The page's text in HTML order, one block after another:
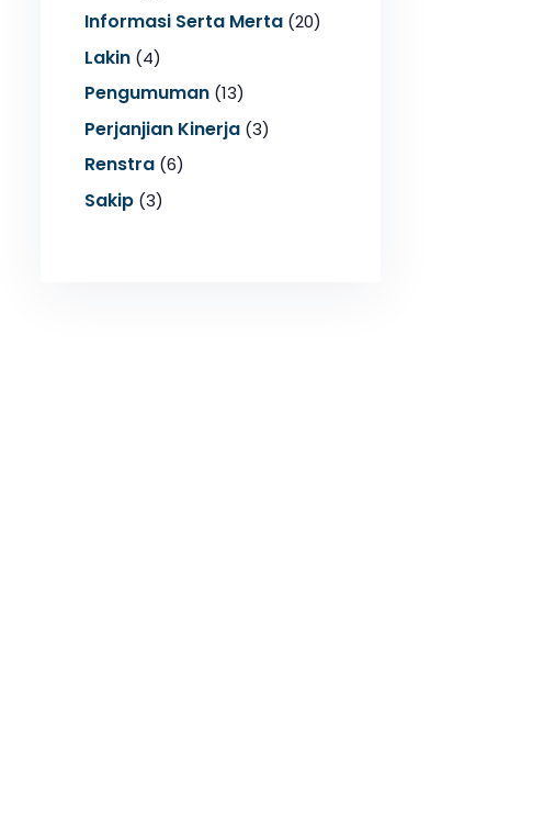
Informasi Serta Merta(20)
Lakin(4)
Pengumuman(13)
Perjanjian Kinerja(3)
Renstra(6)
Sakip(3)